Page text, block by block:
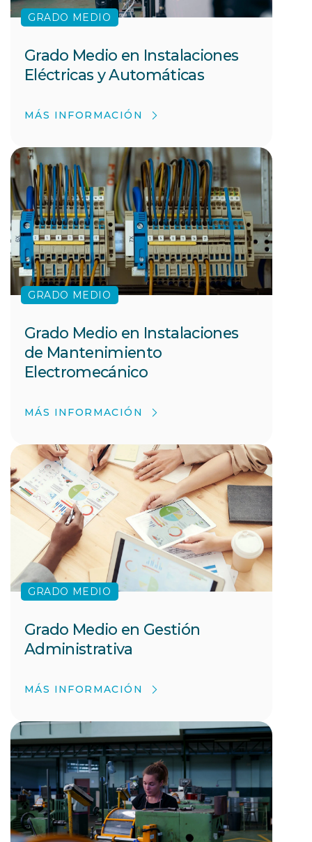
GRADO MEDIO
Grado Medio en Instalaciones
Eléctricas y Automáticas
MÁS INFORMACIÓN
GRADO MEDIO
Grado Medio en Instalaciones
de Mantenimiento
Electromecánico
MÁS INFORMACIÓN
GRADO MEDIO
Grado Medio en Gestión
Administrativa
MÁS INFORMACIÓN